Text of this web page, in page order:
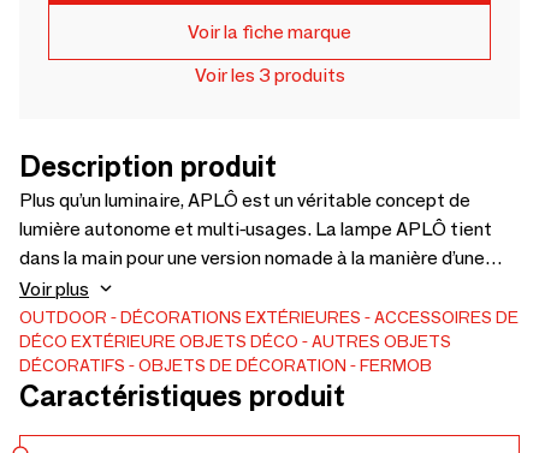
Voir la fiche marque
Voir les 3 produits
Description produit
Plus qu’un luminaire, APLÔ est un véritable concept de
lumière autonome et multi-usages. La lampe APLÔ tient
dans la main pour une version nomade à la manière d’une
lampe torche. Elle se pose sur une table pour éclairer un
dîner, se suspend grâce à sa sangle créée sur mesure ou se
fixe aux murs avec son applique murale imaginée avec le
même design. Son socle aimanté permet une installation
dans tous les sens, sur les supports acier, et transforme
APLÔ en lampe à poser. La lampe APLÔ et ses 3
Voir plus
OUTDOOR DÉCORATIONS EXTÉRIEURES
ACCESSOIRES DE
DÉCO EXTÉRIEUREOBJETS DÉCO
AUTRES OBJETS
DÉCORATIFS
OBJETS DE DÉCORATION FERMOB
Caractéristiques produit